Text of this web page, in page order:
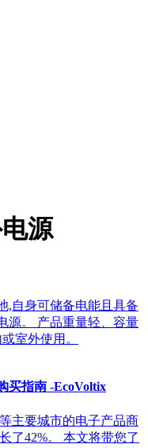
源
,自身可储备电能且具备
源。 产品重量轻、容量
室外使用。
买指南 -EcoVoltix
主要城市的电子产品商
了42%。 本文将带您了